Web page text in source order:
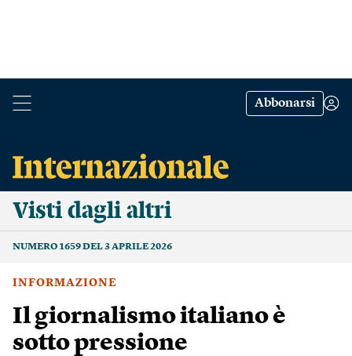
Abbonarsi
Visti dagli altri
NUMERO 1659 DEL 3 APRILE 2026
INFORMAZIONE
Il giornalismo italiano è
sotto pressione